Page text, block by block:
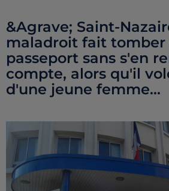
&Agrave; Saint-
maladroit fait tomber
passeport sans s'en
compte, alors qu'il
d'une jeune femme...